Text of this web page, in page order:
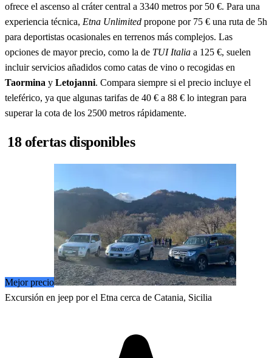
ofrece el ascenso al cráter central a 3340 metros por 50 €. Para una
experiencia técnica, Etna Unlimited propone por 75 € una ruta de 5h
para deportistas ocasionales en terrenos más complejos. Las
opciones de mayor precio, como la de TUI Italia a 125 €, suelen
incluir servicios añadidos como catas de vino o recogidas en
Taormina y Letojanni. Compara siempre si el precio incluye el
teleférico, ya que algunas tarifas de 40 € a 88 € lo integran para
superar la cota de los 2500 metros rápidamente.
18 ofertas disponibles
Mejor precio
Excursión en jeep por el Etna cerca de Catania, Sicilia